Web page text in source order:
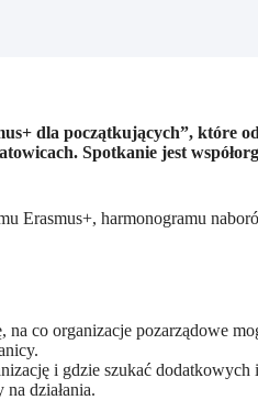
dla początkujących”, które
Spotkanie jest
Erasmus+, harmonogramu
na co organizacje pozarządowe
i gdzie szukać dodatkowych
działania.